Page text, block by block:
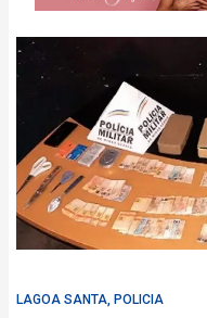
LAGOA SANTA, POLICIA